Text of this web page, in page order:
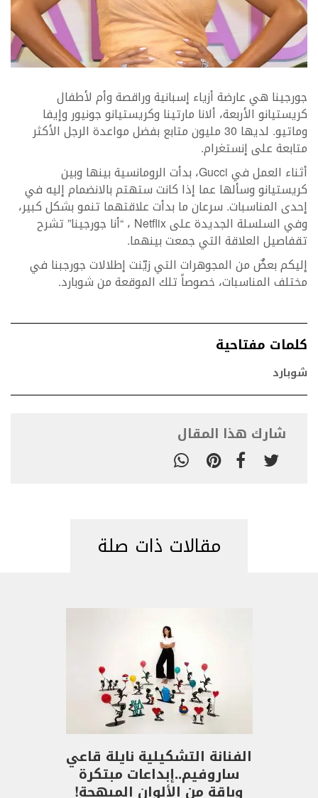
جورجينا هي عارضة أزياء إسبانية وراقصة وأم لأطفال
كريستيانو الأربعة، ألانا مارتينا وكريستيانو جونيور وإيفا
وماتيو. لديها 30 مليون متابع بفضل مواعدة الرجل الأكثر
متابعة على إنستغرام.
أثناء العمل في Gucci، بدأت الرومانسية بينها وبين
كريستيانو وسألها عما إذا كانت ستهتم بالانضمام إليه في
إحدى المناسبات. سرعان ما بدأت علاقتهما تنمو بشكل كبير،
وفي السلسلة الجديدة على Netflix ، “أنا جورجينا” تشرح
تقفاصيل العلاقة التي جمعت بينهما.
إليكم بعضٌ من المجوهرات التي زيّنت إطلالات جورجبنا في
مختلف المناسبات، خصوصاً تلك الموقعة من شوبارد.
كلمات مفتاحية
شوبارد
شارك هذا المقال
مقالات ذات صلة
الفنانة التشكيلية نايلة قاعي
ساروفيم..إبداعات مبتكرة
وباقة من الألوان المبهجة!